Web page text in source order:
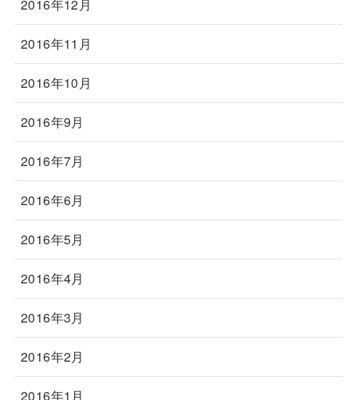
2016年12月
2016年11月
2016年10月
2016年9月
2016年7月
2016年6月
2016年5月
2016年4月
2016年3月
2016年2月
2016年1月